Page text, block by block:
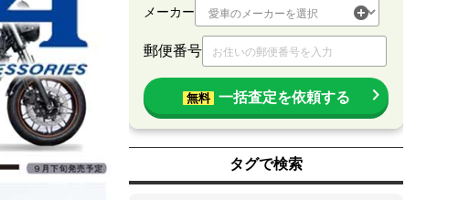
メーカー
郵便番号
無料 一括査定を依頼する
タグで検索